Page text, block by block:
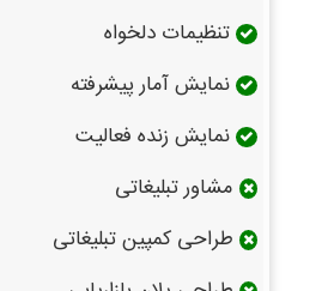
تنظیمات دلخواه
نمایش آمار پیشرفته
نمایش زنده فعالیت
مشاور تبلیغاتی
طراحی کمپین تبلیغاتی